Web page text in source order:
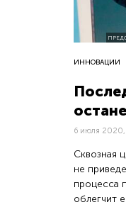
ИННОВАЦИИ
6 июля
Сквозная
не
процесса
облегчит